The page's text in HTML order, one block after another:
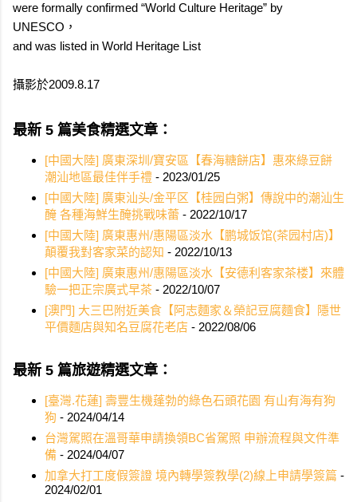
were formally confirmed “World Culture Heritage” by
UNESCO，
and was listed in World Heritage List
攝影於2009.8.17
最新 5 篇美食精選文章：
[中國大陸] 廣東深圳/寶安區【春海糖餅店】惠來綠豆餅
潮汕地區最佳伴手禮 - 2023/01/25
[中國大陸] 廣東汕头/金平区【桂园白粥】傳說中的潮汕生
醃 各種海鮮生醃挑戰味蕾 - 2022/10/17
[中國大陸] 廣東惠州/惠陽區淡水【鹏城饭馆(茶园村店)】
顛覆我對客家菜的認知 - 2022/10/13
[中國大陸] 廣東惠州/惠陽區淡水【安德利客家茶楼】來體
驗一把正宗廣式早茶 - 2022/10/07
[澳門] 大三巴附近美食【阿志麵家＆榮記豆腐麵食】隱世
平價麵店與知名豆腐花老店 - 2022/08/06
最新 5 篇旅遊精選文章：
[臺灣.花蓮] 壽豐生機蓬勃的綠色石頭花園 有山有海有狗
狗 - 2024/04/14
台灣駕照在溫哥華申請換領BC省駕照 申辦流程與文件準
備 - 2024/04/07
加拿大打工度假簽證 境內轉學簽教學(2)線上申請學簽篇 -
2024/02/01